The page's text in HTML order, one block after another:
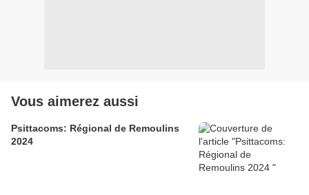
Vous aimerez aussi
Psittacoms: Régional de Remoulins
2024